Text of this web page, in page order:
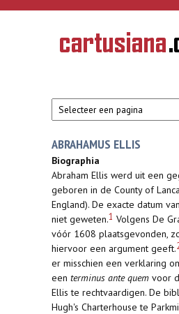
Overslaan en naar de inhoud gaan
Geschiedenis
van de
ABRAHAMUS ELLIS
Biographia
Abraham Ellis werd uit een
geboren in de County of
England). De exacte datum
niet geweten.1 Volgens De
vóór 1608 plaatsgevonden,
hiervoor een argument geeft.
er misschien een verklaring
een terminus ante quem voor
Ellis te rechtvaardigen. De
Hugh's Charterhouse te